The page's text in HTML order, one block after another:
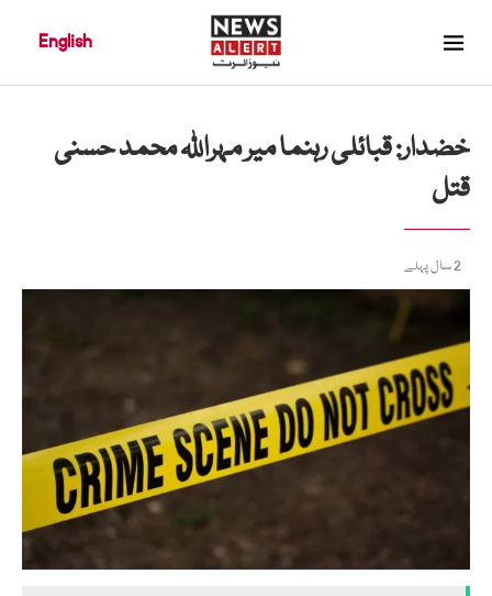
English
خضدار: قبائلی رہنما میر مہراللہ محمد حسنی
قتل
2 سال پہلے